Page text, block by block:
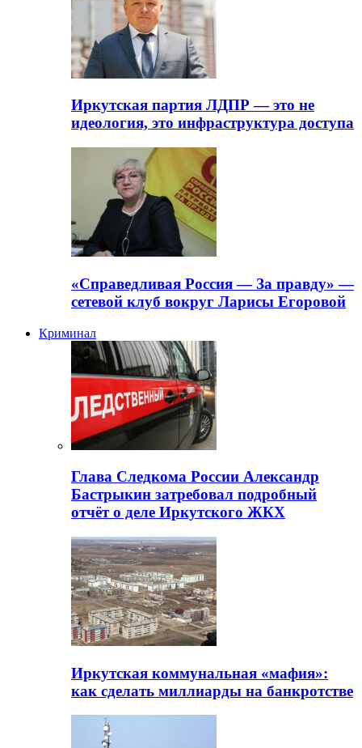
Иркутская партия ЛДПР — это не
идеология, это инфраструктура доступа
«Справедливая Россия — За правду» —
сетевой клуб вокруг Ларисы Егоровой
Криминал
Глава Следкома России Александр
Бастрыкин затребовал подробный
отчёт о деле Иркутского ЖКХ
Иркутская коммунальная «мафия»:
как сделать миллиарды на банкротстве